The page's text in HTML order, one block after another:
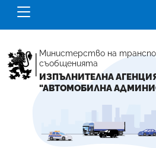
Министерство на
съобщенията
ИЗПЪЛНИТЕЛНА
"АВТОМОБИЛНА